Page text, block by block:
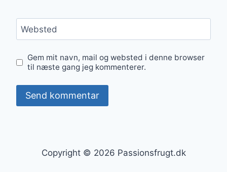
Websted
Gem mit navn, mail og websted i denne browser
til næste gang jeg kommenterer.
Copyright © 2026 Passionsfrugt.dk